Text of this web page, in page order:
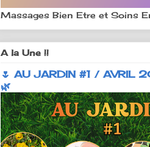
Massages Bien Etre et Soins
A la Une !!
🌷 AU JARDIN #1 / AVRIL
🌿